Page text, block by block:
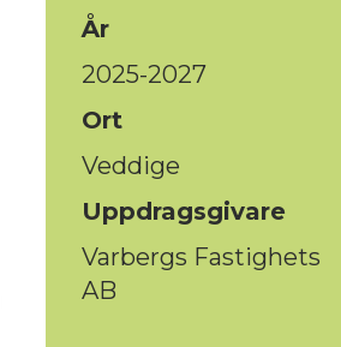
År
2025-2027
Ort
Veddige
Uppdragsgivare
Varbergs Fastighets
AB